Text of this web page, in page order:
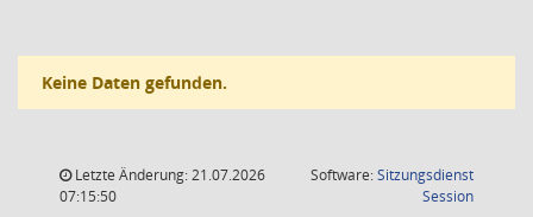
Keine Daten gefunden.
Letzte Änderung: 21.07.2026
07:15:50
Software:Sitzungsdienst
Session(Wird in